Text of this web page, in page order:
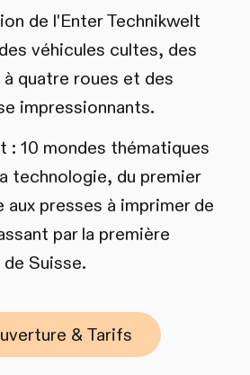
de l'Enter Technikwelt
véhicules cultes, des
quatre roues et des
impressionnants.
: 10 mondes thématiques
technologie, du premier
aux presses à imprimer de
par la première
Suisse.
& Tarifs